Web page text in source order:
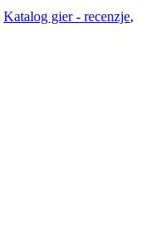
Katalog gier - recenzje,